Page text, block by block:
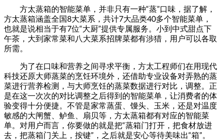
方太蒸箱的智能菜单，并非只有一种“蒸”口味，据了解，
方太蒸箱涵盖全国8大菜系，共计7大品类40多个智能菜单，
也就是说相当于有7位“大厨”提供专属服务。小到中式甜点下
午茶，大到家常菜和八大菜系招牌菜都有涉猎，用户可以各取
所需。
为了在口味和营养之间寻求平衡，方太工程师们在用现代
科技还原大师蒸菜的烹饪环境外，还借助专业设备对弄熟的蒸
菜进行营养检测，与大师烹饪的蒸菜数据进行对比，调整。正
是在这一次次的对比调整之后得到的智能菜单，让消费者的体
验变得十分便捷。不管是家常蒸蛋、馒头、玉米，还是对温度
敏感的大闸蟹、鲈鱼、扇贝等，方太蒸箱都有对应的智能菜
单。对用户而言，你要做的就是把“蒸箱门打开，把食材放进
去，把蒸箱门关上，按键”，之后就是安心等待美味出“箱”。